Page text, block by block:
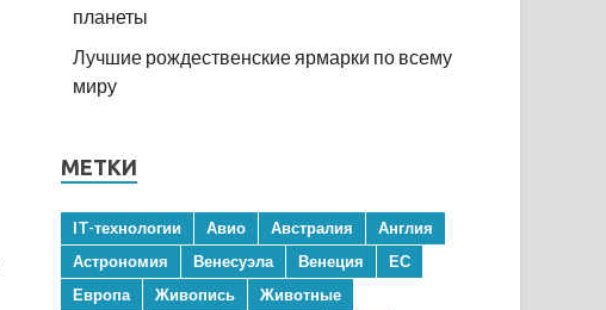
планеты
Лучшие рождественские ярмарки по всему
миру
МЕТКИ
IT-технологии Авио Австралия
Англия
Астрономия
Венесуэла Венеция
ЕС
Европа
Живопись
Животные